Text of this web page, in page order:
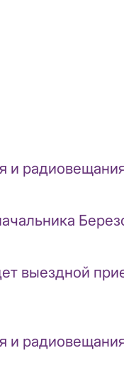
радиовещания
выездной
радиовещания